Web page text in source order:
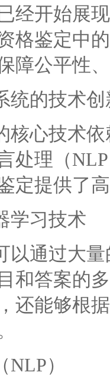
经开始展
格鉴定中
障公平性
的技术创
心技术依
处理（
定提供了
习技术
通过大量
和答案的
还能够根
）